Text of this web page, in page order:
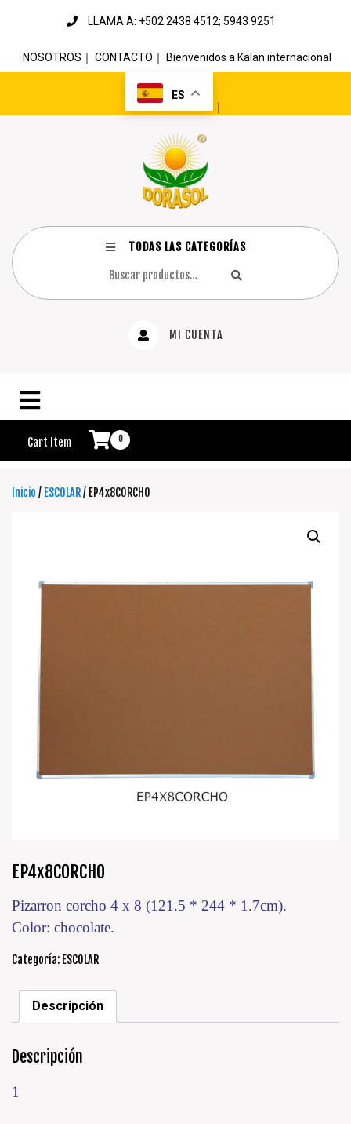
LLAMA A: +502 2438 4512; 5943 9251
NOSOTROS ｜ CONTACTO ｜ Bienvenidos a Kalan internacional
ES
｜
TODAS LAS CATEGORÍAS
MI CUENTA
Cart Item 0
Inicio / ESCOLAR/ EP4x8CORCHO
EP4x8CORCHO
Pizarron corcho 4 x 8 (121.5 * 244 * 1.7cm).
Color: chocolate.
Categoría: ESCOLAR
Descripción
Descripción
1